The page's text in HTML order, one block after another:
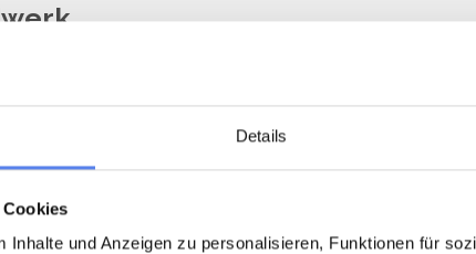
Details
Inhalte und Anzeigen zu personalisieren, Funktionen für
Kaffeebecher und Teekannen. Besucht auch die
den Weihnachtsladen kurz vor Ringkøbing, der das
und leckere hausgemachte Kuchen. Hier gibt es
Dünen weiden.